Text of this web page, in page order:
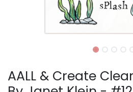
AALL & Create